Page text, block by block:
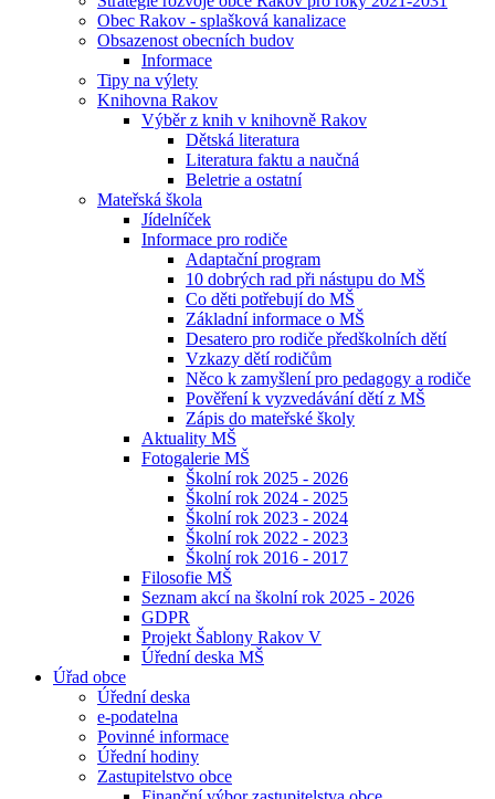
Obec Rakov - splašková kanalizace
Obsazenost obecních budov
Informace
Tipy na výlety
Knihovna Rakov
Výběr z knih v knihovně Rakov
Dětská literatura
Literatura faktu a naučná
Beletrie a ostatní
Mateřská škola
Jídelníček
Informace pro rodiče
Adaptační program
10 dobrých rad při nástupu do MŠ
Co děti potřebují do MŠ
Základní informace o MŠ
Desatero pro rodiče předškolních dětí
Vzkazy dětí rodičům
Něco k zamyšlení pro pedagogy a rodiče
Pověření k vyzvedávání dětí z MŠ
Zápis do mateřské školy
Aktuality MŠ
Fotogalerie MŠ
Školní rok 2025 - 2026
Školní rok 2024 - 2025
Školní rok 2023 - 2024
Školní rok 2022 - 2023
Školní rok 2016 - 2017
Filosofie MŠ
Seznam akcí na školní rok 2025 - 2026
GDPR
Projekt Šablony Rakov V
Úřední deska MŠ
Úřad obce
Úřední deska
e-podatelna
Povinné informace
Úřední hodiny
Zastupitelstvo obce